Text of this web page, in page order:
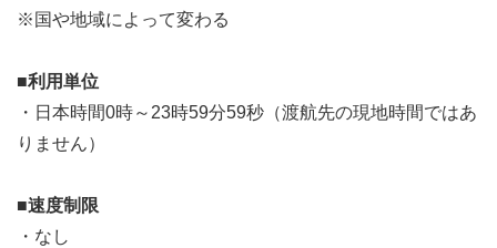
※国や地域によって変わる
■利用単位
・日本時間0時～23時59分59秒（渡航先の現地時間ではあ
りません）
■速度制限
・なし